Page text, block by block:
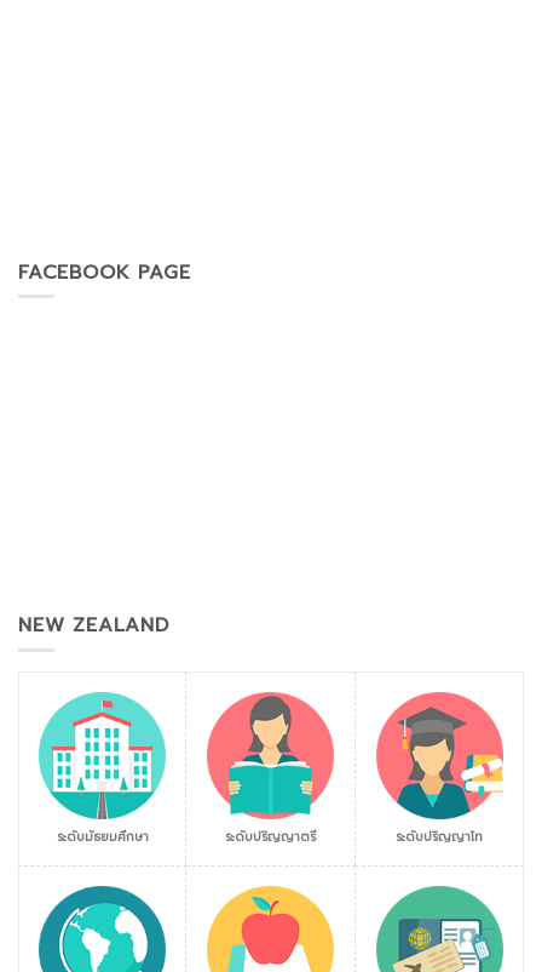
FACEBOOK PAGE
NEW ZEALAND
ระดับมัธยมศึกษา ระดับปริญญาตรี ระดับปริญญาโท